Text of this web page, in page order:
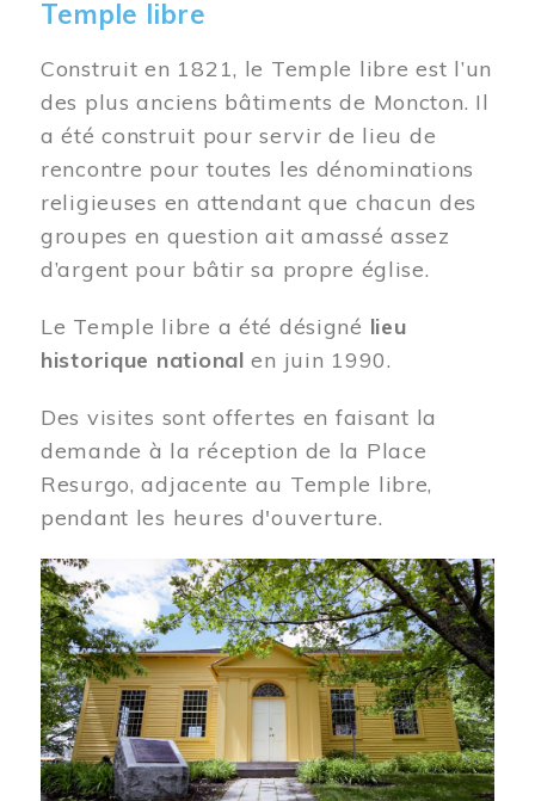
Temple libre
Construit en 1821, le Temple libre est l’un
des plus anciens bâtiments de Moncton. Il
a été construit pour servir de lieu de
rencontre pour toutes les dénominations
religieuses en attendant que chacun des
groupes en question ait amassé assez
d’argent pour bâtir sa propre église.
Le Temple libre a été désigné lieu
historique national en juin 1990.
Des visites sont offertes en faisant la
demande à la réception de la Place
Resurgo, adjacente au Temple libre,
pendant les heures d'ouverture.
Image